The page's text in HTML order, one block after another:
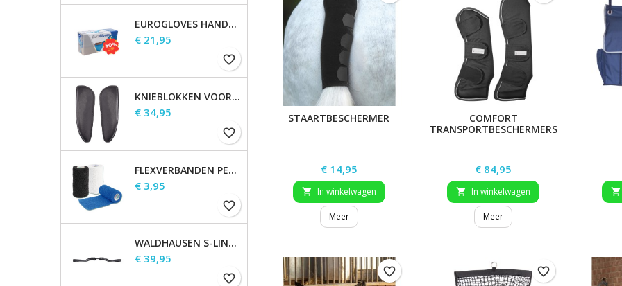
EUROGLOVES HANDSCHOENEN L NITRIL BLAUW (1000 STUKS) MAAT L
Prijs
€ 21,95
favorite_border
KNIEBLOKKEN VOOR WALDHAUSEN-ZADELS
Prijs
€ 34,95
favorite_border
FLEXVERBANDEN PER STUK
Prijs
€ 3,95
favorite_border
WALDHAUSEN S-LINE GAP-KOPSTUK
Prijs
€ 39,95
favorite_border
STAARTBESCHERMER
Prijs
€ 14,95
 In winkelwagen
Meer
COMFORT
TRANSPORTBESCHERMERS
Prijs
€ 84,95
 In winkelwagen
Meer

favorite_border favorite_border